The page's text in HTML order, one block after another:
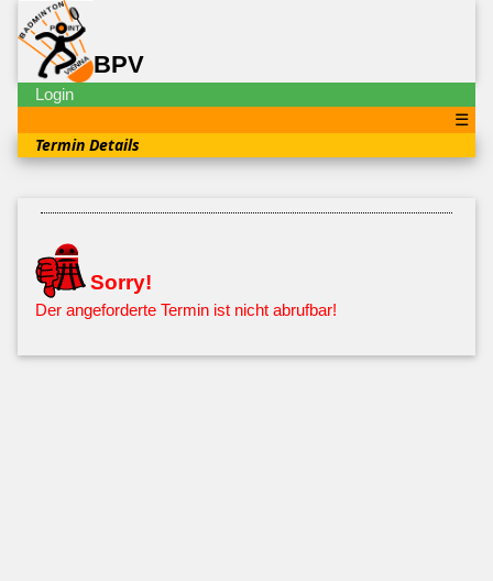
BPV
Login
☰
Termin Details
Sorry!
Der angeforderte Termin ist nicht abrufbar!